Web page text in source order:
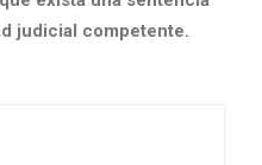
judicial competente.